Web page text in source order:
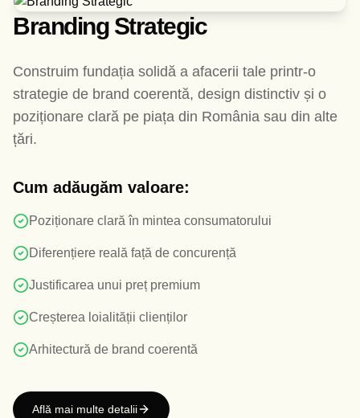
Branding Strategic
Construim fundația solidă a afacerii tale printr-o
strategie de brand coerentă, design distinctiv și o
poziționare clară pe piața din România sau din alte
țări.
Cum adăugăm valoare:
Poziționare clară în mintea consumatorului
Diferențiere reală față de concurență
Justificarea unui preț premium
Creșterea loialității clienților
Arhitectură de brand coerentă
Află mai multe detalii